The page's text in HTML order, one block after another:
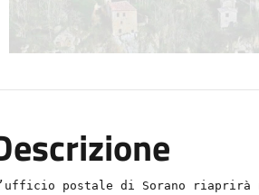
postale di Sorano riaprirà